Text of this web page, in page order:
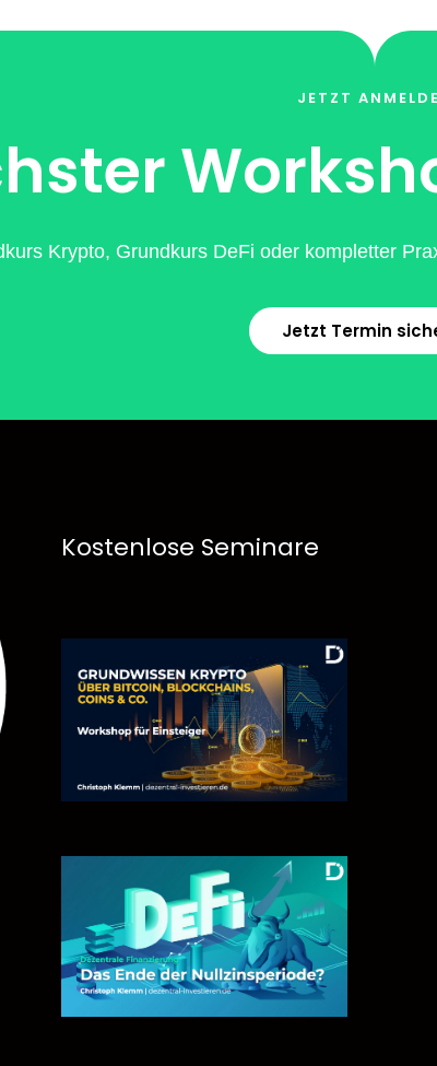
JETZT
Krypto, Grundkurs DeFi oder kompletter
Jetzt Termin
Kostenlose Seminare